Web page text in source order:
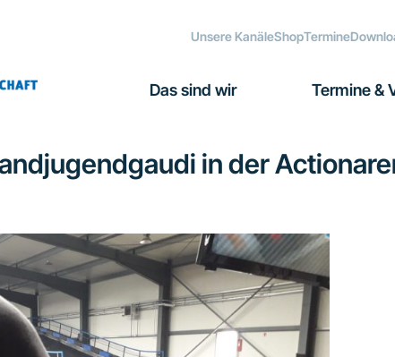
Unsere KanäleShopTermine
Das sind wir Termine &
in der